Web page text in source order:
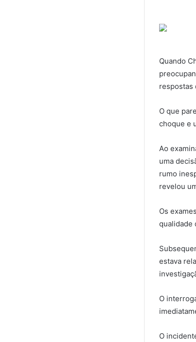
Quando
respostas
O que
choque e
Ao
uma
rumo
revelou
Os
qualidade
estava
O
O